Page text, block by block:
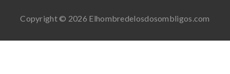
Copyright © 2026 Elhombredelosdosombligos.com